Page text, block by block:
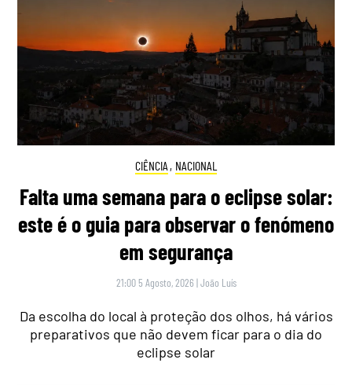
CIÊNCIA , NACIONAL
Falta uma semana para o eclipse solar:
este é o guia para observar o fenómeno
em segurança
21:00 5 Agosto, 2026 |João Luís
Da escolha do local à proteção dos olhos, há vários
preparativos que não devem ficar para o dia do
eclipse solar